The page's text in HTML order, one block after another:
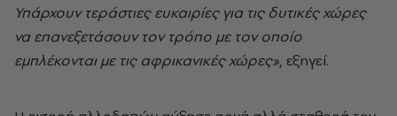
Υπάρχουν τεράστιες ευκαιρίες για τις δυτικές χώρες
να επανεξετάσουν τον τρόπο με τον οποίο
εμπλέκονται με τις αφρικανικές χώρες», εξηγεί.